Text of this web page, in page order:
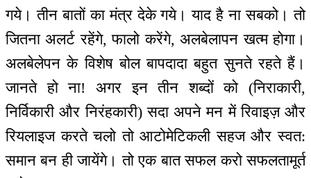
गये। तीन बातों का मंत्र देके गये। याद है ना सबको। तो
जितना अलर्ट रहेंगे, फालो करेंगे, अलबेलापन खत्म होगा।
अलबेलेपन के विशेष बोल बापदादा बहुत सुनते रहते हैं।
जानते हो ना! अगर इन तीन शब्दों को (निराकारी,
निर्विकारी और निरंहकारी) सदा अपने मन में रिवाइज़ और
रियलाइज करते चलो तो आटोमेटिकली सहज और स्वत:
समान बन ही जायेंगे। तो एक बात सफल करो सफलतामूर्त